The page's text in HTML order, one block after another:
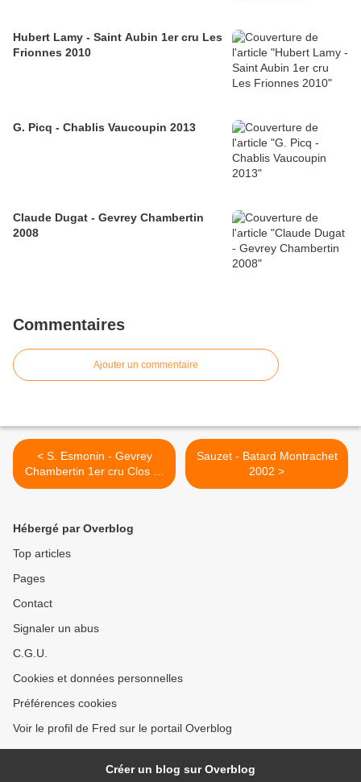
Hubert Lamy - Saint Aubin 1er cru Les
Frionnes 2010
G. Picq - Chablis Vaucoupin 2013
Claude Dugat - Gevrey Chambertin
2008
Commentaires
Ajouter un commentaire
< S. Esmonin - Gevrey
Chambertin 1er cru Clos St
Jacques 2003
Sauzet - Batard Montrachet
2002 >
Hébergé par Overblog
Top articles
Pages
Contact
Signaler un abus
C.G.U.
Cookies et données personnelles
Préférences cookies
Voir le profil de Fred sur le portail Overblog
Créer un blog sur Overblog